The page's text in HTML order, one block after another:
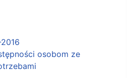
osobom ze